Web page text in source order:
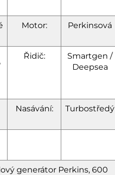
Motor: Perkinsová
Řidič:
Smartgen /
Deepsea
Nasávání: Turbostředý
generátor Perkins, 600